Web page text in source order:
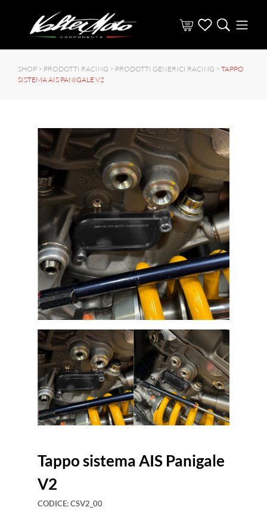
SHOP > PRODOTTI RACING > PRODOTTI GENERICI RACING > TAPPO
SISTEMA AIS PANIGALE V2
Tappo sistema AIS Panigale
V2
CODICE:CSV2_00